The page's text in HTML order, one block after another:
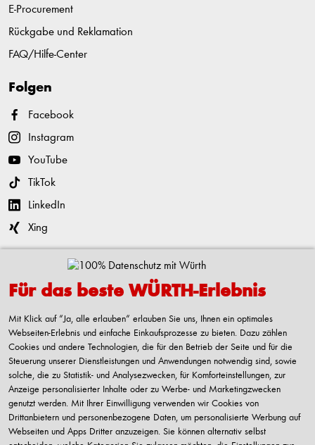
E-Procurement
Rückgabe und Reklamation
FAQ/Hilfe-Center
Folgen
Facebook
Instagram
YouTube
TikTok
LinkedIn
Xing
Kontaktieren
Adolf Würth GmbH & Co. KG
74653 Künzelsau-Gaisbach
Deutschland
Alle Kontaktmöglichkeiten
+49 7940 15-2400
info@wuerth.com
Für das beste WÜRTH-Erlebnis
Mit Klick auf “Ja, alle erlauben“ erlauben Sie uns, Ihnen ein optimales
Webseiten-Erlebnis und einfache Einkaufsprozesse zu bieten. Dazu zählen
Cookies und andere Technologien, die für den Betrieb der Seite und für die
Steuerung unserer Dienstleistungen und Anwendungen notwendig sind, sowie
solche, die zu Statistik- und Analysezwecken, für Komforteinstellungen, zur
Anzeige personalisierter Inhalte oder zu Werbe- und Marketingzwecken
genutzt werden. Mit Ihrer Einwilligung verwenden wir Cookies von
Drittanbietern und personenbezogene Daten, um personalisierte Werbung auf
Webseiten und Apps Dritter anzuzeigen. Sie können alternativ selbst